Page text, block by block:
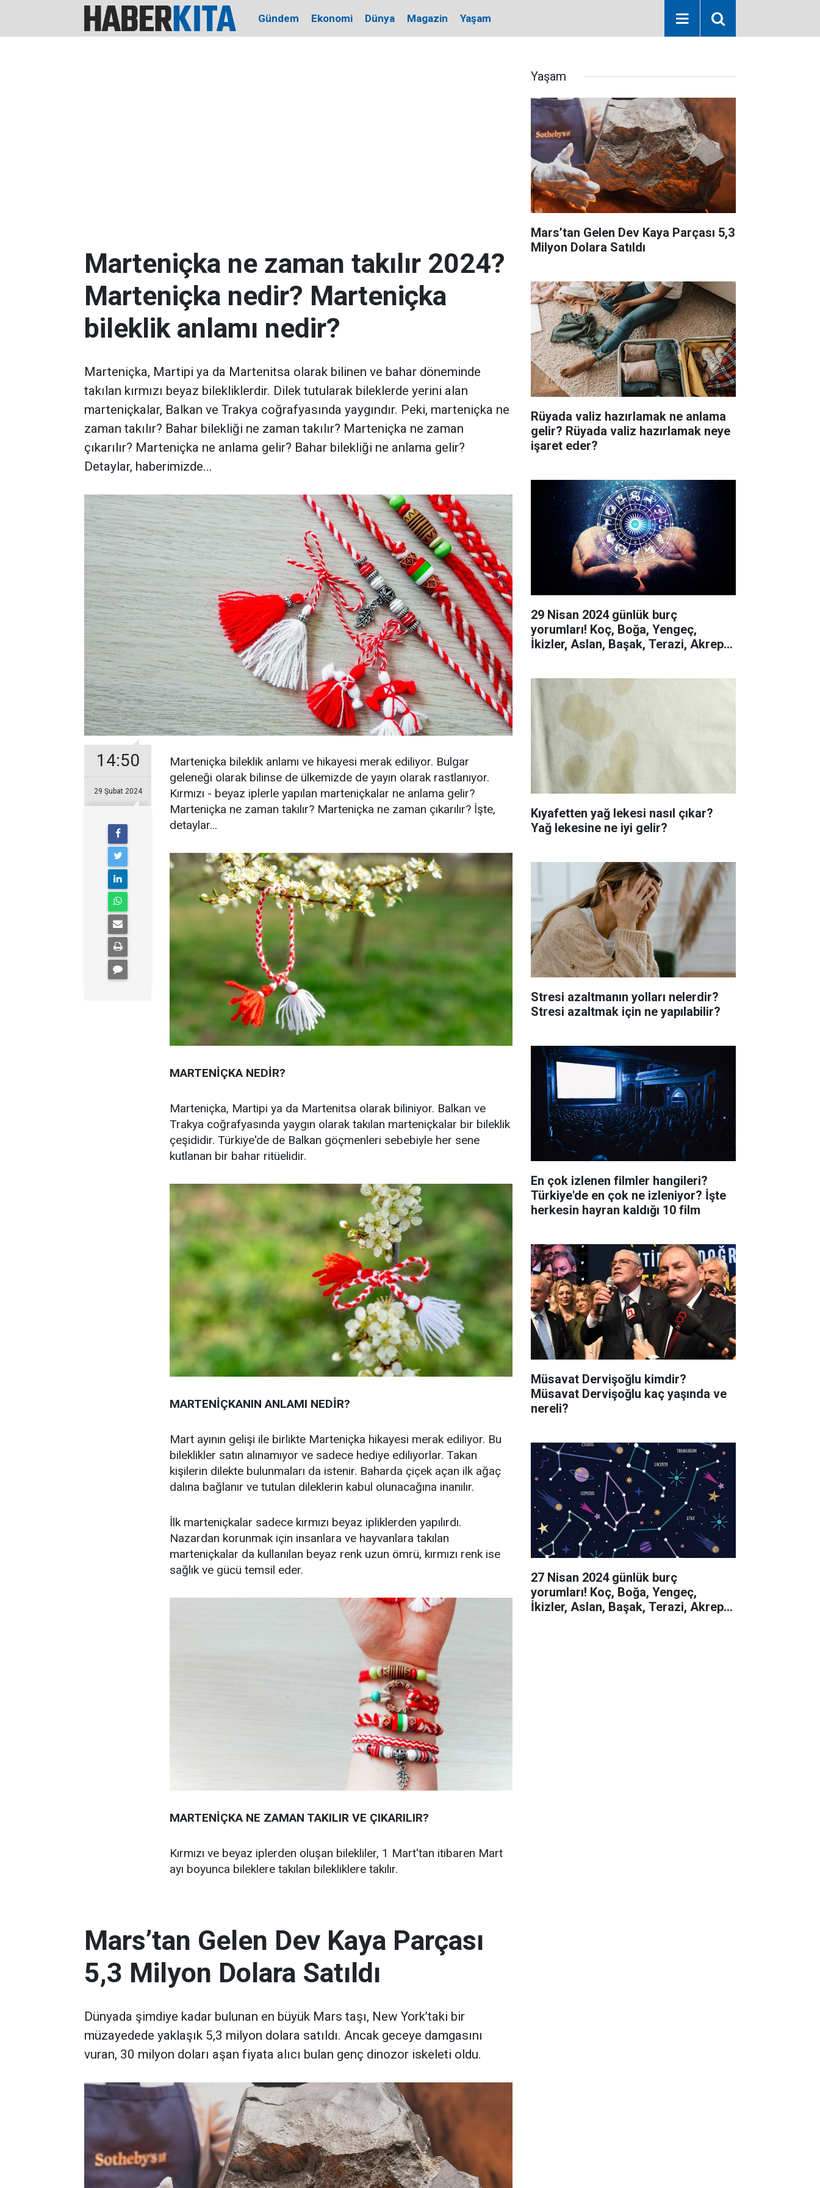
Gündem Ekonomi Dünya Magazin Yaşam
Marteniçka ne zaman takılır 2024?
Marteniçka nedir? Marteniçka
bileklik anlamı nedir?
Marteniçka, Martipi ya da Martenitsa olarak bilinen ve bahar döneminde
takılan kırmızı beyaz bilekliklerdir. Dilek tutularak bileklerde yerini alan
marteniçkalar, Balkan ve Trakya coğrafyasında yaygındır. Peki, marteniçka ne
zaman takılır? Bahar bilekliği ne zaman takılır? Marteniçka ne zaman
çıkarılır? Marteniçka ne anlama gelir? Bahar bilekliği ne anlama gelir?
Detaylar, haberimizde...
14:50
29 Şubat 2024
Marteniçka bileklik anlamı ve hikayesi merak ediliyor. Bulgar
geleneği olarak bilinse de ülkemizde de yayın olarak rastlanıyor.
Kırmızı - beyaz iplerle yapılan marteniçkalar ne anlama gelir?
Marteniçka ne zaman takılır? Marteniçka ne zaman çıkarılır? İşte,
detaylar...
MARTENİÇKA NEDİR?
Marteniçka, Martipi ya da Martenitsa olarak biliniyor. Balkan ve
Trakya coğrafyasında yaygın olarak takılan marteniçkalar bir bileklik
çeşididir. Türkiye'de de Balkan göçmenleri sebebiyle her sene
kutlanan bir bahar ritüelidir.
MARTENİÇKANIN ANLAMI NEDİR?
Mart ayının gelişi ile birlikte Marteniçka hikayesi merak ediliyor. Bu
bileklikler satın alınamıyor ve sadece hediye ediliyorlar. Takan
kişilerin dilekte bulunmaları da istenir. Baharda çiçek açan ilk ağaç
dalına bağlanır ve tutulan dileklerin kabul olunacağına inanılır.
İlk marteniçkalar sadece kırmızı beyaz ipliklerden yapılırdı.
Nazardan korunmak için insanlara ve hayvanlara takılan
marteniçkalar da kullanılan beyaz renk uzun ömrü, kırmızı renk ise
sağlık ve gücü temsil eder.
MARTENİÇKA NE ZAMAN TAKILIR VE ÇIKARILIR?
Kırmızı ve beyaz iplerden oluşan bilekliler, 1 Mart'tan itibaren Mart
ayı boyunca bileklere takılan bilekliklere takılır.
Mars’tan Gelen Dev Kaya Parçası
5,3 Milyon Dolara Satıldı
Dünyada şimdiye kadar bulunan en büyük Mars taşı, New York’taki bir
müzayedede yaklaşık 5,3 milyon dolara satıldı. Ancak geceye damgasını
vuran, 30 milyon doları aşan fiyata alıcı bulan genç dinozor iskeleti oldu.
Yaşam
Mars’tan Gelen Dev Kaya Parçası 5,3
Milyon Dolara Satıldı
Rüyada valiz hazırlamak ne anlama
gelir? Rüyada valiz hazırlamak neye
işaret eder?
29 Nisan 2024 günlük burç
yorumları! Koç, Boğa, Yengeç,
İkizler, Aslan, Başak, Terazi, Akrep,
Kıyafetten yağ lekesi nasıl çıkar?
Yağ lekesine ne iyi gelir?
Stresi azaltmanın yolları nelerdir?
Stresi azaltmak için ne yapılabilir?
En çok izlenen filmler hangileri?
Türkiye'de en çok ne izleniyor? İşte
herkesin hayran kaldığı 10 film
Müsavat Dervişoğlu kimdir?
Müsavat Dervişoğlu kaç yaşında ve
nereli?
27 Nisan 2024 günlük burç
yorumları! Koç, Boğa, Yengeç,
İkizler, Aslan, Başak, Terazi, Akrep,